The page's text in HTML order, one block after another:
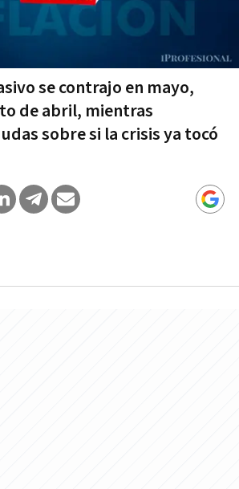
se contrajo en mayo,
de abril, mientras
sobre si la crisis ya tocó